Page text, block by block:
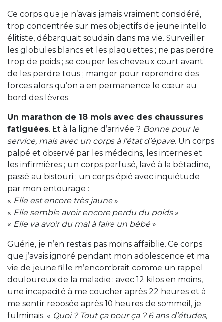
Ce corps que je n’avais jamais vraiment considéré,
trop concentrée sur mes objectifs de jeune intello
élitiste, débarquait soudain dans ma vie. Surveiller
les globules blancs et les plaquettes ; ne pas perdre
trop de poids ; se couper les cheveux court avant
de les perdre tous ; manger pour reprendre des
forces alors qu’on a en permanence le cœur au
bord des lèvres.
Un marathon de 18 mois avec des chaussures
fatiguées. Et à la ligne d’arrivée ? Bonne pour le
service, mais avec un corps à l’état d’épave. Un corps
palpé et observé par les médecins, les internes et
les infirmières ; un corps perfusé, lavé à la bétadine,
passé au bistouri ; un corps épié avec inquiétude
par mon entourage :
« Elle est encore très jaune»
« Elle semble avoir encore perdu du poids»
« Elle va avoir du mal à faire un bébé»
Guérie, je n’en restais pas moins affaiblie. Ce corps
que j’avais ignoré pendant mon adolescence et ma
vie de jeune fille m’encombrait comme un rappel
douloureux de la maladie : avec 12 kilos en moins,
une incapacité à me coucher après 22 heures et à
me sentir reposée après 10 heures de sommeil, je
fulminais. « Quoi ? Tout ça pour ça ? 6 ans d’études,